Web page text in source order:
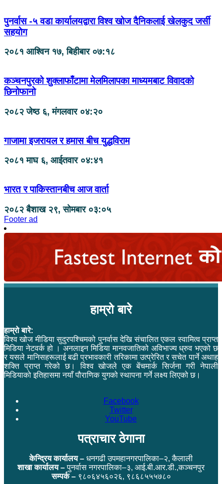
पुनर्वास -५ वडा कार्यालयद्वारा विश्व खोज दैनिकलाई खेलकुद जर्सी
सहयोग
२०८१ आश्विन १७, बिहीबार ०७:१८
कञ्चनपुरको शुक्लाफाँटामा मेलमिलापका माध्यमबाट विवादको
छिनोफानो
२०८२ जेष्ठ ६, मंगलवार ०४:२०
गाजामा इजरायल र हमास बीच युद्धविराम
२०८१ माघ ६, आईतवार ०४:४१
भारत र पाकिस्तानबीच आज वार्ता
२०८२ बैशाख २९, सोमबार ०३:०५
Footer ad
हाम्रो बारे
हाम्रो बारे:
विश्व खोज मीडिया सुदुरपश्चिमको पुनर्वास देखि संचालित एकल स्वामित्व प्राप्त
मिडिया नेटवर्क हो । अनलाइन मिडिया मानवजातिको अविभाज्य ध्रुव भएको छ
र यसले मानिसहरूलाई बढी प्रभावकारी तरिकामा उत्प्रेरित र सचेत पार्ने अथाह
शक्ति प्राप्त गरेको छ। विश्व खोजले एक बेंचमार्क सिर्जना गरी नेपाली
मिडियाको इतिहासमा नयाँ पौराणिक युगको स्थापना गर्ने लक्ष्य लिएको छ।
Facebook
Twitter
YouTube
पत्राचार ठेगाना
केन्द्रिय कार्यालय – धनगढी उपमहानगरपालिका–२, कैलाली
शाखा कार्यालय –पुनर्वास नगरपालिका–३, आई.बी.आर.डी.,कञ्चनपुर
सम्पर्क –९८०६४५६०२६, ९८६८५५५७८०